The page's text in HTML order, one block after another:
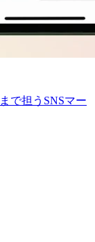
で担うSNSマー